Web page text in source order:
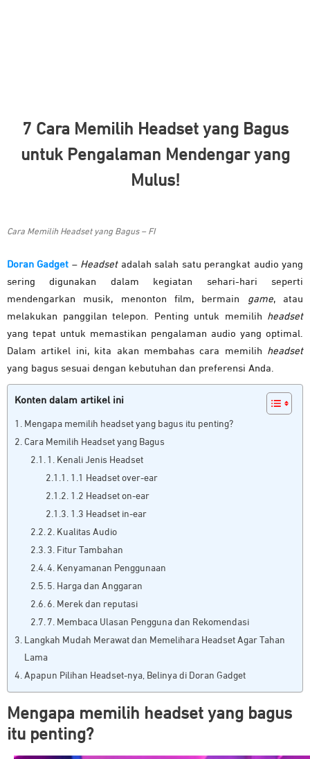
7 Cara Memilih Headset yang Bagus
untuk Pengalaman Mendengar yang
Mulus!
Cara Memilih Headset yang Bagus – FI
Doran Gadget – Headsetadalah salah satu perangkat audio yang
sering digunakan dalam kegiatan sehari-hari seperti
mendengarkan musik, menonton film, bermain game, atau
melakukan panggilan telepon. Penting untuk memilih headset
yang tepat untuk memastikan pengalaman audio yang optimal.
Dalam artikel ini, kita akan membahas cara memilih headset
yang bagus sesuai dengan kebutuhan dan preferensi Anda.
Konten dalam artikel ini
Mengapa memilih headset yang bagus itu penting?
Cara Memilih Headset yang Bagus
1. Kenali Jenis Headset
1.1 Headset over-ear
1.2 Headset on-ear
1.3 Headset in-ear
2. Kualitas Audio
3. Fitur Tambahan
4. Kenyamanan Penggunaan
5. Harga dan Anggaran
6. Merek dan reputasi
7. Membaca Ulasan Pengguna dan Rekomendasi
Langkah Mudah Merawat dan Memelihara Headset Agar Tahan
Lama
Apapun Pilihan Headset-nya, Belinya di Doran Gadget
Mengapa memilih headset yang bagus
itu penting?